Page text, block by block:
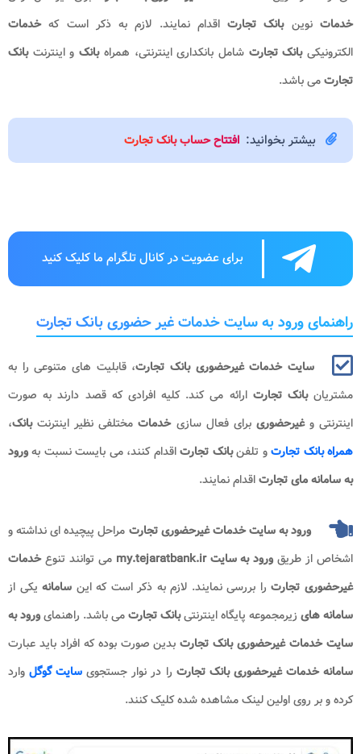
خدماتنوینبانک تجارتاقدام نمایند. لازم به ذکر است کهخدمات
الکترونیکیبانک تجارت شامل بانکداری اینترنتی، همراهبانک و اینترنتبانک
تجارتمی باشد.
بیشتر بخوانید: افتتاح حساب بانک تجارت
برای عضویت در کانال تلگرام ما کلیک کنید
راهنمای ورود به سایت خدمات غیر حضوری بانک تجارت
سایت خدمات غیرحضوری بانک تجارت، قابلیت های متنوعی را به
مشتریانبانک تجارت ارائه می کند. کلیه افرادی که قصد دارند به صورت
اینترنتی وغیرحضوریبرای فعال سازیخدمات مختلفی نظیر اینترنتبانک،
همراه بانک تجارتو تلفنبانک تجارتاقدام کنند، می بایست نسبت بهورود
به سامانهمای تجارتاقدام نمایند.
ورود به سایت خدمات غیرحضوری تجارت مراحل پیچیده ای نداشته و
اشخاص از طریق ورود به سایت my.tejaratbank.ir می توانند تنوعخدمات
غیرحضوری تجارترا بررسی نمایند. لازم به ذکر است که این سامانه یکی از
سامانه های زیرمجموعه پایگاه اینترنتیبانک تجارتمی باشد. راهنمایورود به
سایت خدمات غیرحضوری بانک تجارتبدین صورت بوده که افراد باید عبارت
سامانه خدمات غیرحضوری بانک تجارت را در نوار جستجوی سایت گوگلوارد
کرده و بر روی اولین لینک مشاهده شده کلیک کنند.